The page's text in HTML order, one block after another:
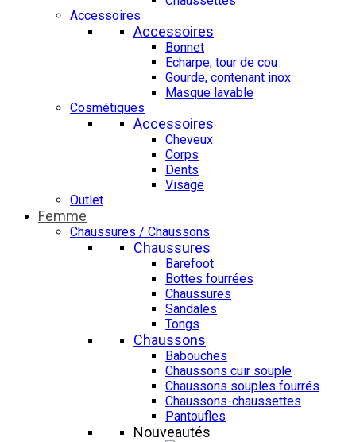
Accessoires
Accessoires
Bonnet
Echarpe, tour de cou
Gourde, contenant inox
Masque lavable
Cosmétiques
Accessoires
Cheveux
Corps
Dents
Visage
Outlet
Femme
Chaussures / Chaussons
Chaussures
Barefoot
Bottes fourrées
Chaussures
Sandales
Tongs
Chaussons
Babouches
Chaussons cuir souple
Chaussons souples fourrés
Chaussons-chaussettes
Pantoufles
Nouveautés